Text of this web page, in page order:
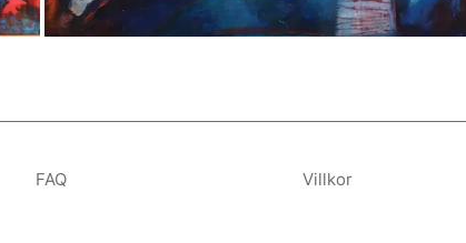
FAQ Villkor